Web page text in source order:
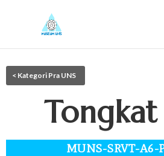
< Kategori Pra UNS
MUNS-SRVT-A6-